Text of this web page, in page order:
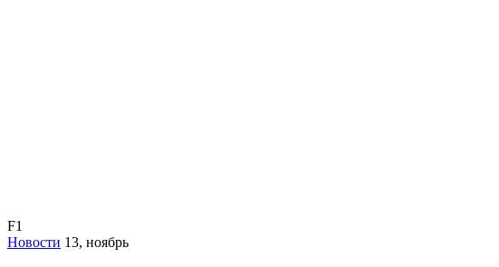
F1
Новости 13, ноябрь